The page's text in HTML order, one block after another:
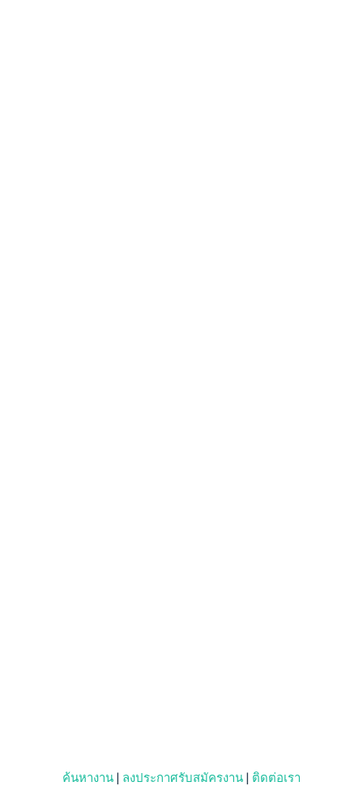
ค้นหางาน | ลงประกาศรับสมัครงาน | ติดต่อเรา